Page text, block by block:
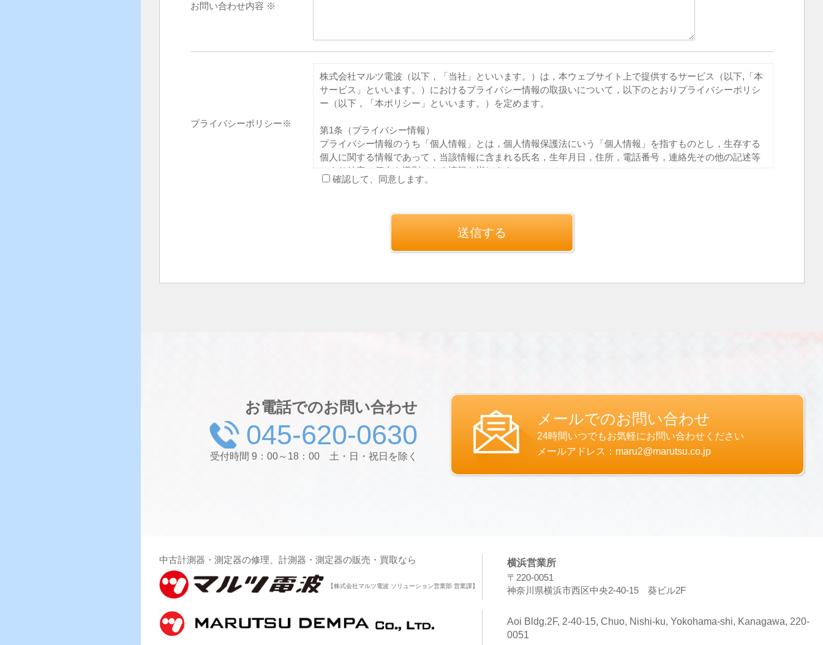
お問い合わせ内容 ※
プライバシーポリシー※
株式会社マルツ電波（以下，「当社」といいます。）は，本ウェブサイト上で提供するサービス（以下,「本
サービス」といいます。）におけるプライバシー情報の取扱いについて，以下のとおりプライバシーポリシ
ー（以下，「本ポリシー」といいます。）を定めます。
第1条（プライバシー情報）
プライバシー情報のうち「個人情報」とは，個人情報保護法にいう「個人情報」を指すものとし，生存する
個人に関する情報であって，当該情報に含まれる氏名，生年月日，住所，電話番号，連絡先その他の記述等
により特定の個人を識別できる情報を指します。
プライバシー情報のうち「履歴情報および特性情報」とは，上記に定める「個人情報」以外のものをいい，
れた検索キーワード，ご利用日時，ご利用の方法，ご利用環境，郵便番号や性別，職業，年齢，ユーザーの
第２条（プライバシー情報の収集方法）
第３条（個人情報を収集・利用する目的）
当社が個人情報を収集・利用する目的は，以下のとおりです。
ユーザーに自分の登録情報の閲覧や修正，利用状況の閲覧を行っていただくために，氏名，住所，連絡先，
支払方法などの登録情報，利用されたサービスや購入された商品，およびそれらの代金などに関する情報を
ユーザーが簡便にデータを入力できるようにするために，当社に登録されている情報を入力画面に表示させ
たり，ユーザーのご指示に基づいて他のサービスなど（提携先が提供するものも含みます）に転送したりす
る目的
代金の支払を遅滞したり第三者に損害を発生させたりするなど，本サービスの利用規約に違反したユーザー
や住所など個人を特定するための情報を利用する目的
ユーザーからのお問い合わせに対応するために，お問い合わせ内容や代金の請求に関する情報など当社がユ
確認して、同意します。
お電話でのお問い合わせ
045-620-0630
受付時間 9：00～18：00 土・日・祝日を除く
メールでのお問い合わせ
24時間いつでもお気軽にお問い合わせください
メールアドレス：maru2@marutsu.co.jp
中古計測器・測定器の修理、計測器・測定器の販売・買取なら
【株式会社マルツ電波 ソリューション営業部 営業課】
横浜営業所
〒220-0051
神奈川県横浜市西区中央2-40-15 葵ビル2F
Aoi Bldg.2F, 2-40-15, Chuo, Nishi-ku, Yokohama-shi, Kanagawa, 220-
0051